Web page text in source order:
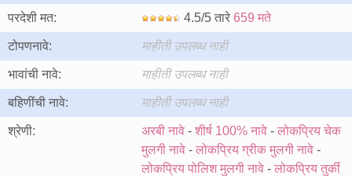
परदेशी मत: 4.5/5 तारे 659 मते
टोपणनावे: माहीती उपलब्ध नाही
भावांची नावे: माहीती उपलब्ध नाही
बहिणींची नावे: माहीती उपलब्ध नाही
श्रेणी: अरबी नावे - शीर्ष 100% नावे - लोकप्रिय चेक
मुलगी नावे - लोकप्रिय ग्रीक मुलगी नावे -
लोकप्रिय पोलिश मुलगी नावे - लोकप्रिय तुर्की